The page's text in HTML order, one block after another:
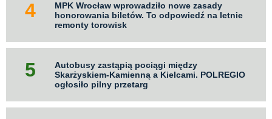
MPK Wrocław wprowadziło nowe zasady
honorowania biletów. To odpowiedź na letnie
remonty torowisk
Autobusy zastąpią pociągi między
Skarżyskiem-Kamienną a Kielcami. POLREGIO
ogłosiło pilny przetarg